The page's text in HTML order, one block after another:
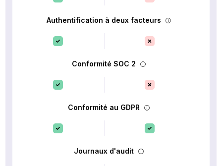
Authentification à deux facteurs
Conformité SOC 2
Conformité au GDPR
Journaux d'audit